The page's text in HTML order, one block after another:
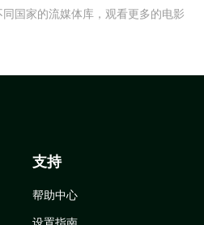
国家的流媒体库，观看更多的电影
支持
帮助中心